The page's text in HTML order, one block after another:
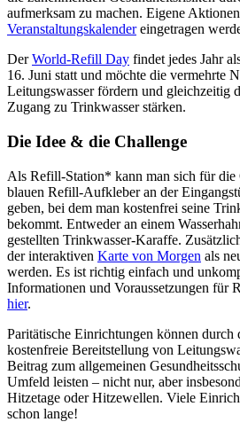
aufmerksam zu machen. Eigene
Veranstaltungskalendereingetragen
DerWorld-Refill Day findet jedes Jahr
16. Juni statt und möchte die vermehrte
Leitungswasser fördern und gleichzeitig
Zugang zu Trinkwasser stärken.
Die Idee & die Challenge
Als Refill-Station* kann man sich für
blauen Refill-Aufkleber an der
geben, bei dem man kostenfrei seine
bekommt. Entweder an einem
gestellten Trinkwasser-Karaffe.
der interaktiven Karte von Morgen als
werden. Es ist richtig einfach und
Informationen und Voraussetzungen für
hier.
Paritätische Einrichtungen können durch
kostenfreie Bereitstellung von
Beitrag zum allgemeinen
Umfeld leisten – nicht nur, aber
Hitzetage oder Hitzewellen. Viele
schon lange!